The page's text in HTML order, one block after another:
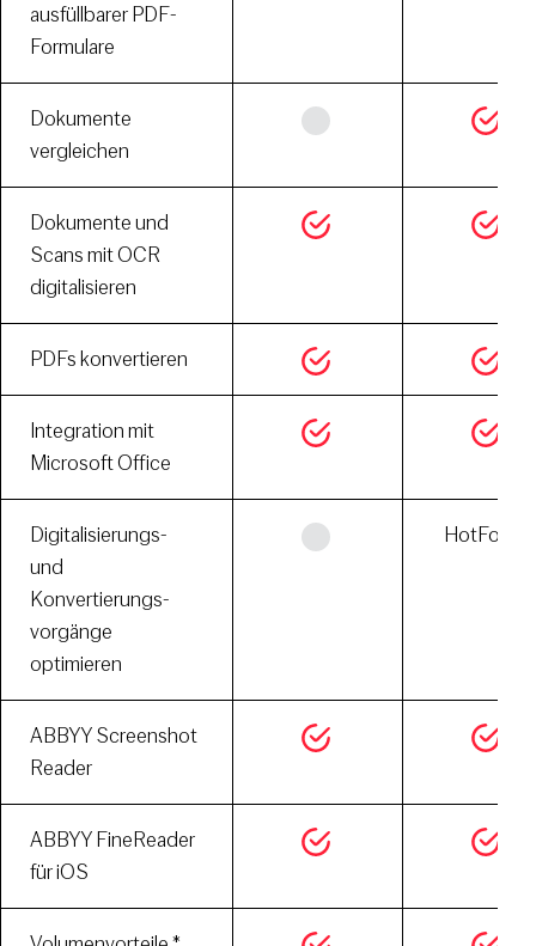
ausfüllbarer PDF-
Formulare
Dokumente
vergleichen
Dokumente und
Scans mit OCR
digitalisieren
PDFs konvertieren
Integration mit
Microsoft Office
Digitalisierungs-
und
Konvertierungs­
vorgänge
optimieren
HotFolder
ABBYY Screenshot
Reader
ABBYY FineReader
für iOS